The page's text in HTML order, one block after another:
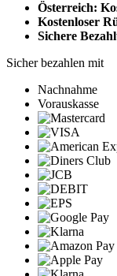
Österreich:
Kostenloser
Sichere
Sicher bezahlen mit
Nachnahme
Vorauskasse